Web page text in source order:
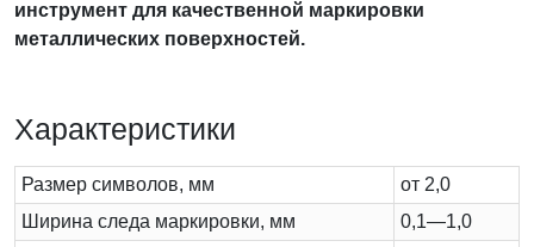
инструмент для качественной маркировки
металлических поверхностей.
Характеристики
Размер символов, мм
от 2,0
Ширина следа маркировки, мм
0,1—1,0